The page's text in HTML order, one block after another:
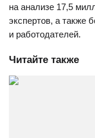
на анализе 17,5
экспертов, а также
и работодателей.
Читайте также